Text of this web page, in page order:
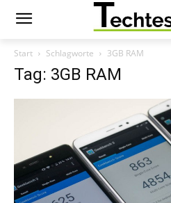
Start Schlagworte 3GB RAM
Tag: 3GB RAM